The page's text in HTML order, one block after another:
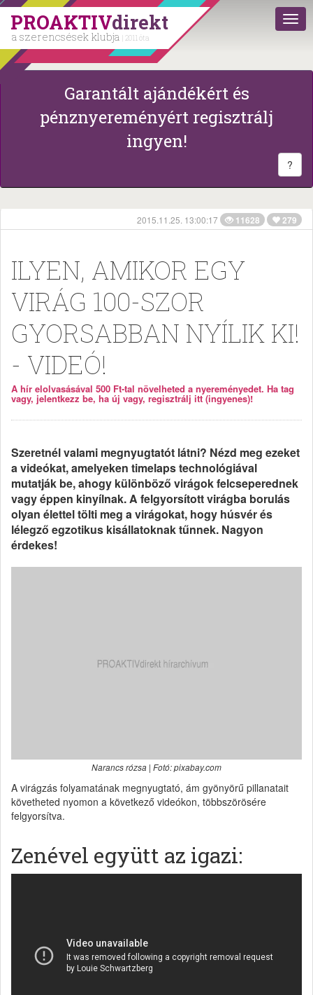
PROAKTIVdirekt
a szerencsések klubja | 2011 óta
Garantált ajándékért és
pénznyereményért regisztrálj
ingyen!
?
2015.11.25. 13:00:17 11628 279
ILYEN, AMIKOR EGY
VIRÁG 100-SZOR
GYORSABBAN NYÍLIK KI!
- VIDEÓ!
A hír elolvasásával 500 Ft-tal növelheted a nyereményedet. Ha tag
vagy, jelentkezz be, ha új vagy, regisztrálj itt (ingyenes)!
Szeretnél valami megnyugtatót látni? Nézd meg ezeket
a videókat, amelyeken timelaps technológiával
mutatják be, ahogy különböző virágok felcseperednek
vagy éppen kinyílnak. A felgyorsított virágba borulás
olyan élettel tölti meg a virágokat, hogy húsvér és
lélegző egzotikus kisállatoknak tűnnek. Nagyon
érdekes!
Narancs rózsa | Fotó: pixabay.com
A virágzás folyamatának megnyugtató, ám gyönyörű pillanatait
követheted nyomon a következő videókon, többszörösére
felgyorsítva.
Zenével együtt az igazi: